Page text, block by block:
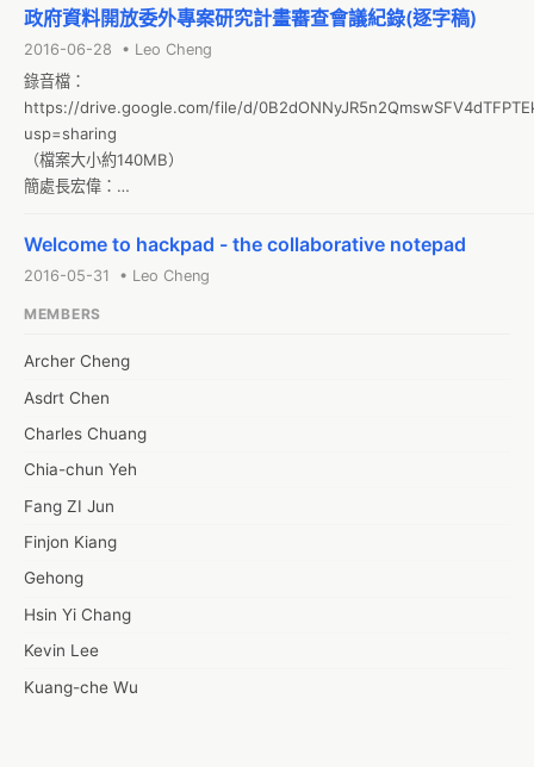
制的訂定，讓公部門能更清楚資料開放的具體作法，降低使用政府資料的
*評鑑的目的，在於引導政策的方向，當落實到指標時，就會引導各機關實
向。例如，以五星級標準來評鑑open data，就會引導大家走向rdf (或其
標準)，再進一步走向linked data，而走向linked data，就要先確定
而準備出一個可以讓大家連結的基礎詞彙的rdf。如果走向Open Data
Barometer，那就變成評鑑機關整備度、釋出的資料內容以及對外的影響
的部會的業務層面對外的影響範圍又都各不相同，難以有一致的標準。所
明，以利後續討論。
*以發起機關(國發會)的立場，政策方向是希望能走向透明治理，旨在建立
詢問過的專家學者們的意見，也都傾向於難以制定一致的標準，但仍在思
是先以可機測項目為主。即便是機測項目，也很有可能因領域別不同而有
所以個人初步想法是要先看看能先聚焦在哪個領域。
政府資料開放委外專案研究計畫審查會議紀錄(逐字稿)
2016-06-28 • Leo Cheng
錄音檔：
https://drive.google.com/file/d/
usp=sharing
（檔案大小約140MB）
簡處長宏偉：
先讓各機關把 Open 的文化建立起來，所以的確我們那時候先不談品質，
對分類做了一些規範，可是在去年年底的時候，那我覺得其實量應該OK了
來應該要談品質。那這也是回到先前，像是嘉良、Ronny一直在談的
時程是說，六月要完成一個資料集品質評鑑，先出來然後找一些機關試辦。
那品質這些事情其實不容易定義，所以其實團隊蠻辛苦的一件事就是說，
向這個目的，那所以我們的團隊其實就用好一陣子，盈志這邊跟團隊的合
就有一個初版。
Welcome to hackpad - the collaborative notepad
2016-05-31 • Leo Cheng
MEMBERS
Archer Cheng
Asdrt Chen
Charles Chuang
Chia-chun Yeh
Fang ZI Jun
Finjon Kiang
Gehong
Hsin Yi Chang
Kevin Lee
Kuang-che Wu